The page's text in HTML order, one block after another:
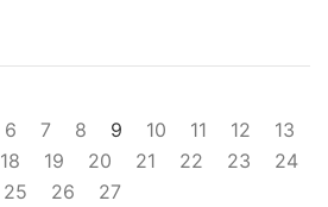
6 7 8 9 10 11 12
13
18 19 20 21 22 23
24
25
26 27